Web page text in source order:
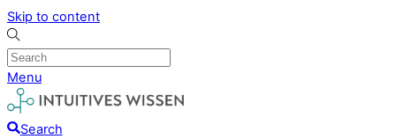
Skip to content
Menu
Search